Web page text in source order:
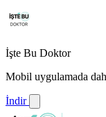
İşte Bu Doktor
Mobil uygulamada
İndir